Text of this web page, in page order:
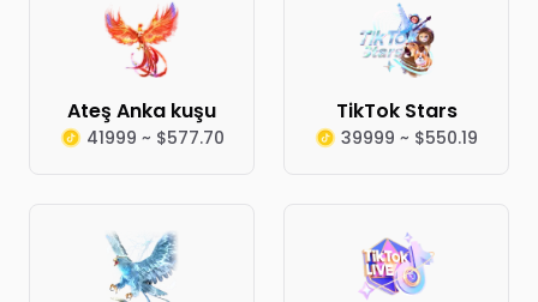
Ateş Anka kuşu
41999 ~ $577.70
TikTok Stars
39999 ~ $550.19